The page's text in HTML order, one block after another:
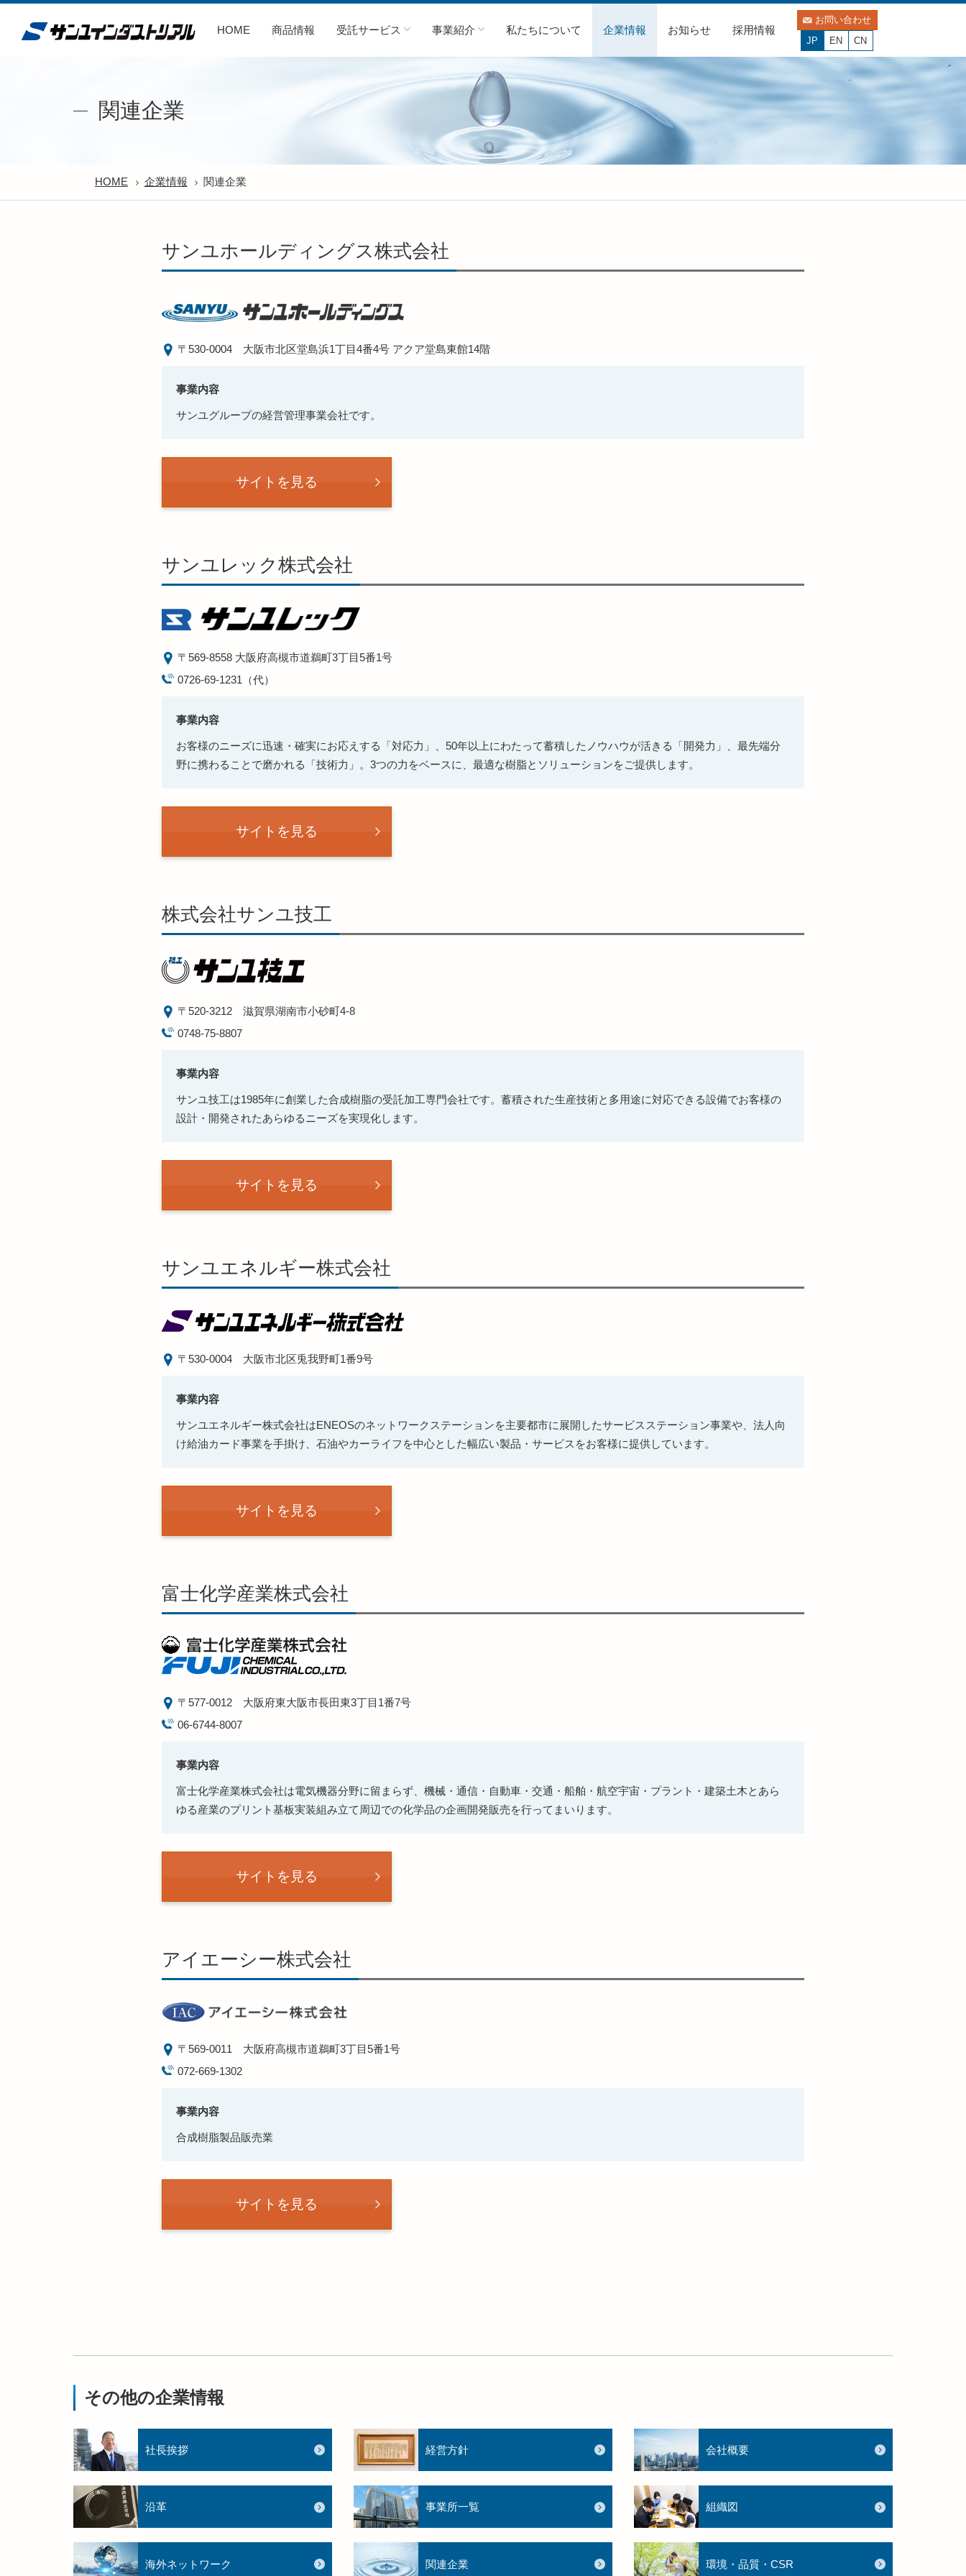
HOME (current)
商品情報 受託サービス 事業紹介 私たちについて 企業情報 お知らせ 採用情報
お問い合わせ
JP
EN CN
関連企業
HOME 企業情報 関連企業
サンユホールディングス株式会社
〒530-0004 大阪市北区堂島浜1丁目4番4号 アクア堂島東館14階
事業内容
サンユグループの経営管理事業会社です。
サイトを見る
サンユレック株式会社
〒569-8558 大阪府高槻市道鵜町3丁目5番1号
0726-69-1231（代）
事業内容
お客様のニーズに迅速・確実にお応えする「対応力」、50年以上にわたって蓄積したノウハウが活きる「開発力」、最先端分
野に携わることで磨かれる「技術力」。3つの力をベースに、最適な樹脂とソリューションをご提供します。
サイトを見る
株式会社サンユ技工
〒520-3212 滋賀県湖南市小砂町4-8
0748-75-8807
事業内容
サンユ技工は1985年に創業した合成樹脂の受託加工専門会社です。蓄積された生産技術と多用途に対応できる設備でお客様の
設計・開発されたあらゆるニーズを実現化します。
サイトを見る
サンユエネルギー株式会社
〒530-0004 大阪市北区兎我野町1番9号
事業内容
サンユエネルギー株式会社はENEOSのネットワークステーションを主要都市に展開したサービスステーション事業や、法人向
け給油カード事業を手掛け、石油やカーライフを中心とした幅広い製品・サービスをお客様に提供しています。
サイトを見る
富士化学産業株式会社
〒577-0012 大阪府東大阪市長田東3丁目1番7号
06-6744-8007
事業内容
富士化学産業株式会社は電気機器分野に留まらず、機械・通信・自動車・交通・船舶・航空宇宙・プラント・建築土木とあら
ゆる産業のプリント基板実装組み立て周辺での化学品の企画開発販売を行ってまいります。
サイトを見る
アイエーシー株式会社
〒569-0011 大阪府高槻市道鵜町3丁目5番1号
072-669-1302
事業内容
合成樹脂製品販売業
サイトを見る
その他の企業情報
社長挨拶 経営方針 会社概要
沿革 事業所一覧 組織図
海外ネットワーク 関連企業 環境・品質・CSR